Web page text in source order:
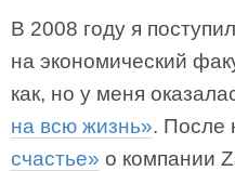
​В 2008 году я
на экономический
как, но у меня
на всю жизнь». После
счастье» о компании